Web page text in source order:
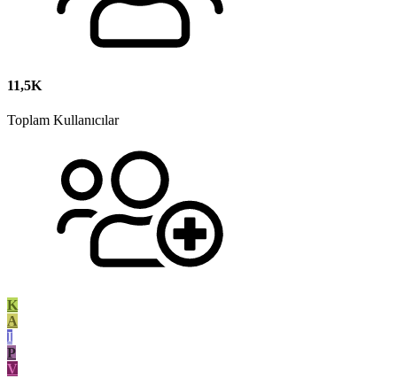
11,5K
Toplam Kullanıcılar
K
A
I
P
V